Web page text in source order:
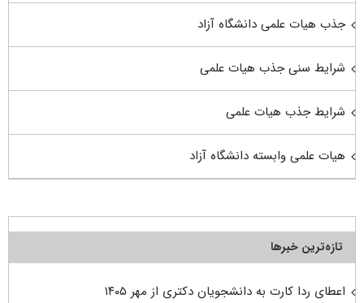
جذب هیات علمی دانشگاه آزاد
شرایط سنی جذب هیات علمی
شرایط جذب هیات علمی
هیات علمی وابسته دانشگاه آزاد
تازه‌ترین خبرها
اعطای ردا کارت به دانشجویان دکتری از مهر ۱۴۰۵